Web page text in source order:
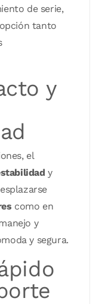
de serie,
tanto
y
el
y
como en
y
y segura.